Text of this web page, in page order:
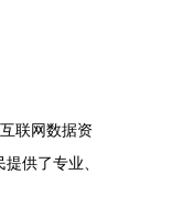
联网数据资
供了专业、